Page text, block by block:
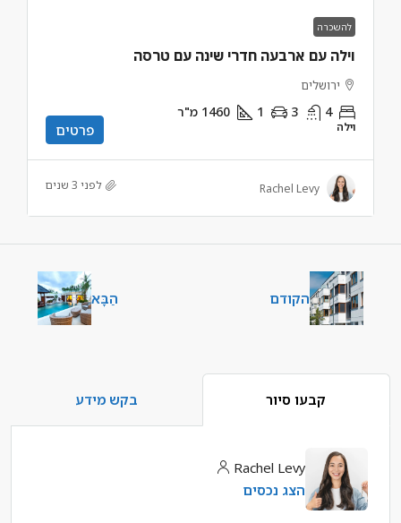
להשכרה
וילה עם ארבעה חדרי שינה עם טרסה
ירושלים
4
3
1
1460 מ"ר
וילה פרטים
Rachel Levy לפני 3 שנים
הקודם הַבָּא
קבעו סיור בקש מידע
Rachel Levy
הצג נכסים